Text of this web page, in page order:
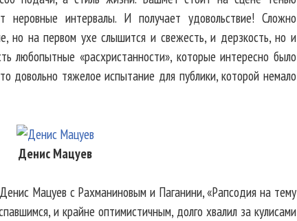
неровные интервалы. И получает удовольствие! Сложно
но на первом ухе слышится и свежесть, и дерзкость, но и
любопытные «расхристанности», которые интересно было
довольно тяжелое испытание для публики, которой немало
Денис Мацуев
Мацуев с Рахманиновым и Паганини, «Рапсодия на тему
и крайне оптимистичным, долго хвалил за кулисами